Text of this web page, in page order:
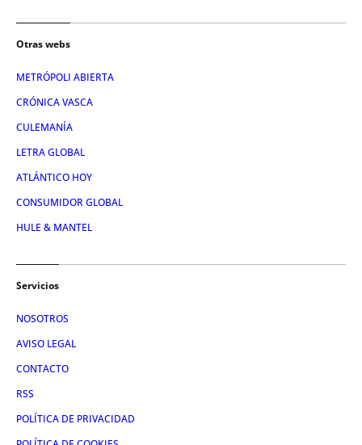
Otras webs
METRÓPOLI ABIERTA
CRÓNICA VASCA
CULEMANÍA
LETRA GLOBAL
ATLÁNTICO HOY
CONSUMIDOR GLOBAL
HULE & MANTEL
Servicios
NOSOTROS
AVISO LEGAL
CONTACTO
RSS
POLÍTICA DE PRIVACIDAD